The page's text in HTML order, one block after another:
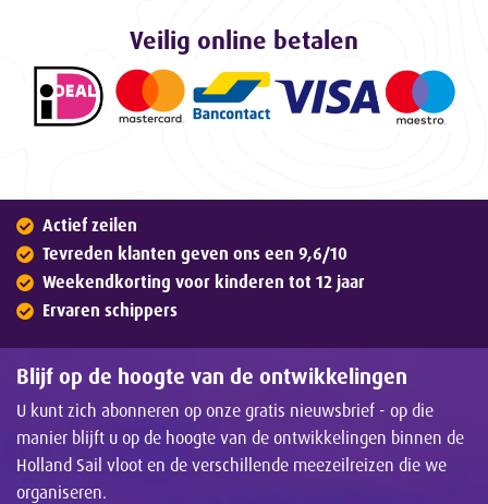
Veilig online betalen
Actief zeilen
Tevreden klanten geven ons een 9,6/10
Weekendkorting voor kinderen tot 12 jaar
Ervaren schippers
Blijf op de hoogte van de ontwikkelingen
U kunt zich abonneren op onze gratis nieuwsbrief - op die
manier blijft u op de hoogte van de ontwikkelingen binnen de
Holland Sail vloot en de verschillende meezeilreizen die we
organiseren.